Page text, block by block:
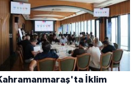
İklim